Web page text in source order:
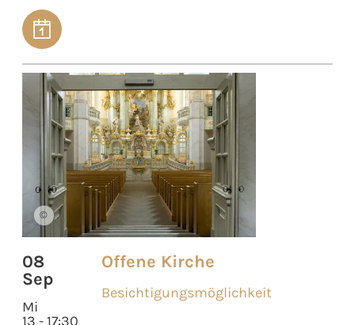
©
08
Sep
Mi
13 - 17:30
Offene Kirche
Besichtigungsmöglichkeit